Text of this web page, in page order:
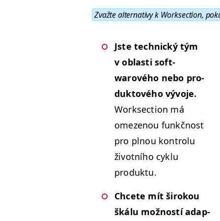
Zvažte alter­na­tivy k Work­sec­tion,
Jste tech­nický tým
v oblasti soft­
warového nebo pro­
duk­tového vývo­je.
Work­sec­tion má
omezenou funkčnost
pro plnou kon­trolu
živ­ot­ního cyk­lu
produktu.
Chcete mít širok­ou
škálu možnos­tí adap­